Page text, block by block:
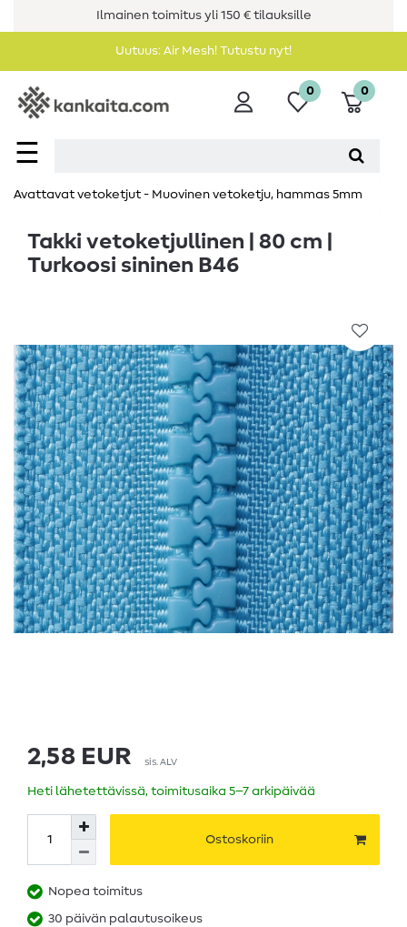
Ilmainen toimitus yli 150 € tilauksille
Uutuus: Air Mesh! Tutustu nyt!
☰
0 0
Avattavat vetoketjut - Muovinen vetoketju, hammas 5mm
Takki vetoketjullinen | 80 cm |
Turkoosi sininen B46
2,58 EUR sis. ALV
Heti lähetettävissä, toimitusaika 5–7 arkipäivää
Ostoskoriin
Nopea toimitus
30 päivän palautusoikeus